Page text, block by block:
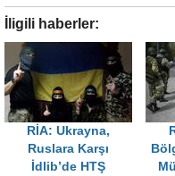
İligili haberler:
RİA: Ukrayna,
Ruslara Karşı
İdlib’de HTŞ